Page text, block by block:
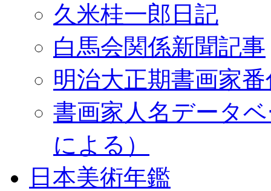
久米桂一郎日記
白馬会関係新聞記事
明治大正期書画家
書画家人名データ
による）
日本美術年鑑